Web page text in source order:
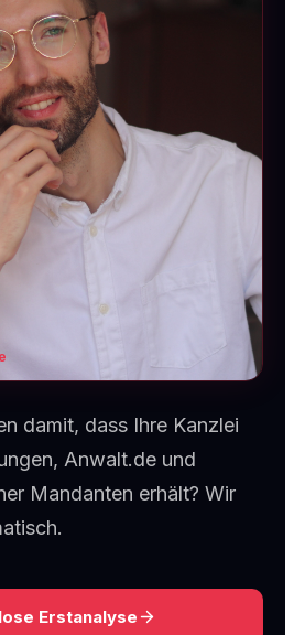
damit, dass Ihre Kanzlei
Anwalt.de und
Mandanten erhält? Wir
Erstanalyse